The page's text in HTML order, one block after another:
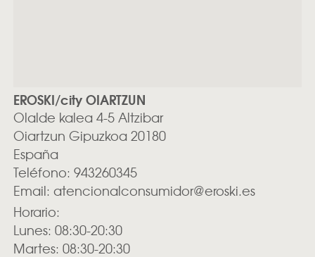
EROSKI/city OIARTZUN
Olalde kalea 4-5 Altzibar
Oiartzun Gipuzkoa 20180
España
Teléfono: 943260345
Email: atencionalconsumidor@eroski.es
Horario:
Lunes: 08:30-20:30
Martes: 08:30-20:30